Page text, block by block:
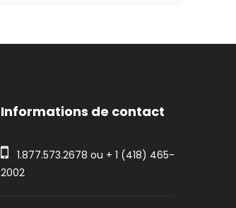
Informations de contact
1.877.573.2678 ou + 1 (418) 465-
2002